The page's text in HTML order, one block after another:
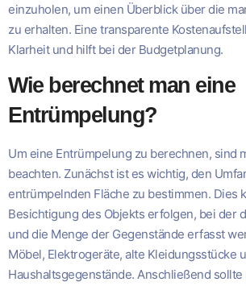
einzuholen, um einen Überblick über die
zu erhalten. Eine transparente
Klarheit und hilft bei der Budgetplanung.
Wie berechnet man eine
Entrümpelung?
Um eine Entrümpelung zu berechnen, sind
beachten. Zunächst ist es wichtig, den
entrümpelnden Fläche zu bestimmen. Dies
Besichtigung des Objekts erfolgen, bei der
und die Menge der Gegenstände erfasst
Möbel, Elektrogeräte, alte Kleidungsstücke
Haushaltsgegenstände. Anschließend